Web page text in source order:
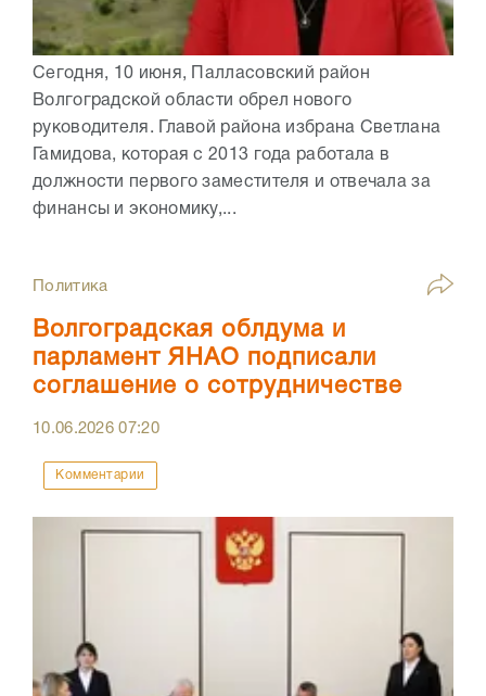
Сегодня, 10 июня, Палласовский район
Волгоградской области обрел нового
руководителя. Главой района избрана Светлана
Гамидова, которая с 2013 года работала в
должности первого заместителя и отвечала за
финансы и экономику,...
Политика
Волгоградская облдума и
парламент ЯНАО подписали
соглашение о сотрудничестве
10.06.202607:20
Комментарии